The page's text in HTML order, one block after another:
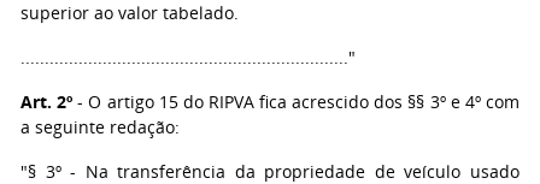
superior ao valor tabelado.
...................................................................."
Art. 2º - O artigo 15 do RIPVA fica acrescido dos §§ 3º e 4º com
a seguinte redação:
"§ 3º - Na transferência da propriedade de veículo usado